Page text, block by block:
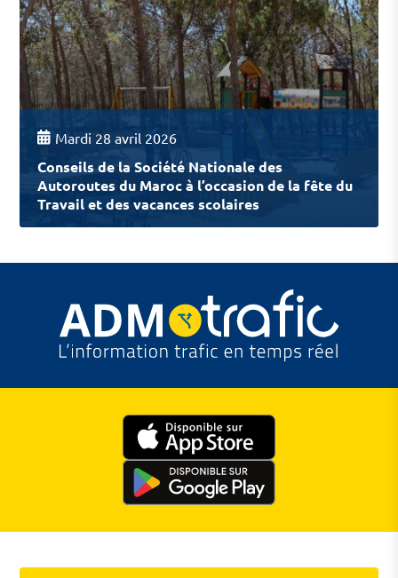
Mardi 28 avril 2026
Conseils de la Société Nationale des
Autoroutes du Maroc à l’occasion de la fête du
Travail et des vacances scolaires